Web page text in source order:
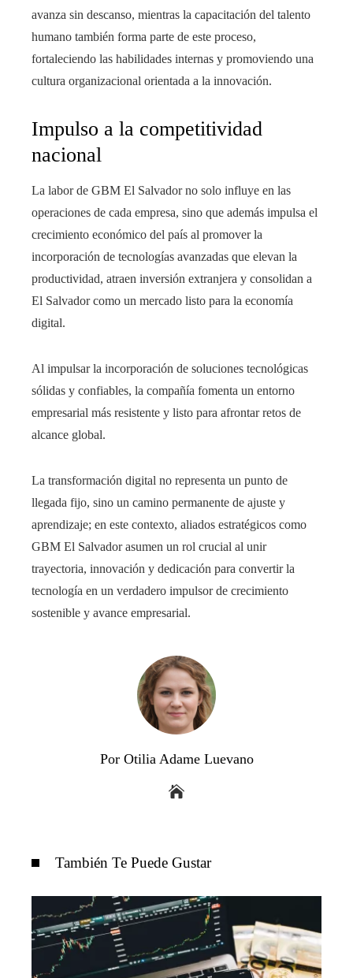
avanza sin descanso, mientras la capacitación del talento
humano también forma parte de este proceso,
fortaleciendo las habilidades internas y promoviendo una
cultura organizacional orientada a la innovación.
Impulso a la competitividad
nacional
La labor de GBM El Salvador no solo influye en las
operaciones de cada empresa, sino que además impulsa el
crecimiento económico del país al promover la
incorporación de tecnologías avanzadas que elevan la
productividad, atraen inversión extranjera y consolidan a
El Salvador como un mercado listo para la economía
digital.
Al impulsar la incorporación de soluciones tecnológicas
sólidas y confiables, la compañía fomenta un entorno
empresarial más resistente y listo para afrontar retos de
alcance global.
La transformación digital no representa un punto de
llegada fijo, sino un camino permanente de ajuste y
aprendizaje; en este contexto, aliados estratégicos como
GBM El Salvador asumen un rol crucial al unir
trayectoria, innovación y dedicación para convertir la
tecnología en un verdadero impulsor de crecimiento
sostenible y avance empresarial.
Por Otilia Adame Luevano
También Te Puede Gustar